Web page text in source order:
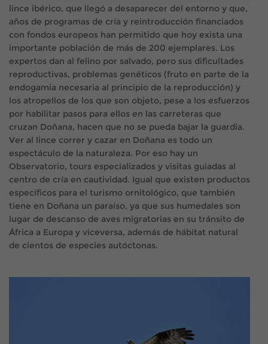
lince ibérico, que llegó a desaparecer del entorno y que,
años de programas de cría y reintroducción financiados
con fondos europeos han permitido que hoy exista una
importante población de más de 200 ejemplares. Los
expertos dan al felino por salvado, pero sus dificultades
reproductivas, problemas genéticos (fruto en parte de la
endogamia necesaria al principio de la reproducción) y
los atropellos de los que son objeto, pese a los esfuerzos
por habilitar pasos para ellos en las carreteras que
cruzan Doñana, hacen que no se pueda bajar la guardia.
Ver al lince correr y cazar en Doñana es todo un
espectáculo de la naturaleza. Por eso hay un
Observatorio, tours especializados y visitas guiadas al
centro de cría en cautividad. Igual que existen productos
específicos para el turismo ornitológico, que también
tiene en Doñana un paraíso, ya que sus humedales son
lugar de descanso de aves migratorias en su tránsito de
África a Europa y viceversa, además de hábitat natural
de cientos de especies autóctonas.